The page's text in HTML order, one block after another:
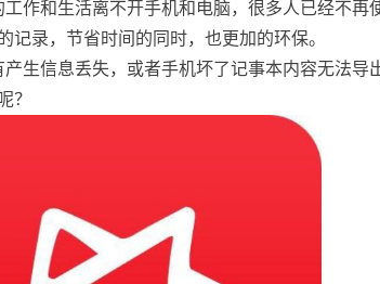
作和生活离不开手机和电脑，很多人已经不再
录，节省时间的同时，也更加的环保。
生信息丢失，或者手机坏了记事本内容无法导
？